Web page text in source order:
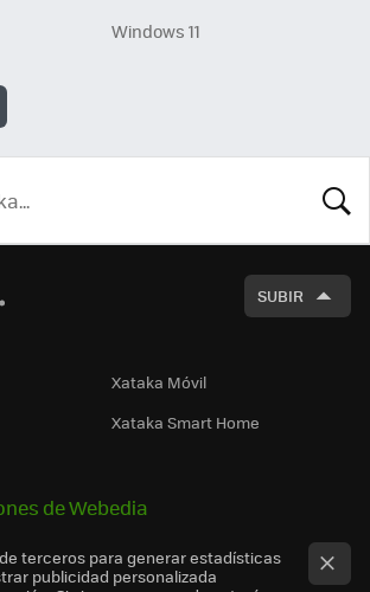
Windows 11
SUBIR
Xataka Móvil
Xataka Smart Home
de Webedia
terceros para generar estadísticas
publicidad personalizada